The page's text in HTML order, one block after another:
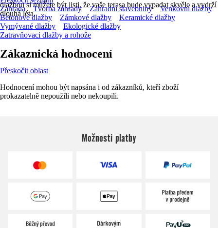
dlažbou si můžete být jisti, že vaše terasa bude vypadat skvěle a vydrží
dlouhá léta.
Zahrada
Tvorba zahrady Zahradní stavebniny
Venkovní dlažby
Betonové dlažby
Zámkové dlažby
Keramické dlažby
Vymývané dlažby
Ekologické dlažby
Zatravňovací dlažby a rohože
Zákaznická hodnocení
Přeskočit oblast
Hodnocení mohou být napsána i od zákazníků, kteří zboží
prokazatelně nepoužili nebo nekoupili.
Možnosti platby